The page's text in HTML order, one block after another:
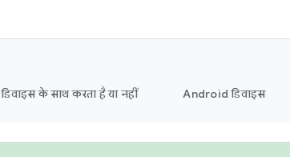
डिवाइस के साथ करता है या नहीं Android डिवाइस